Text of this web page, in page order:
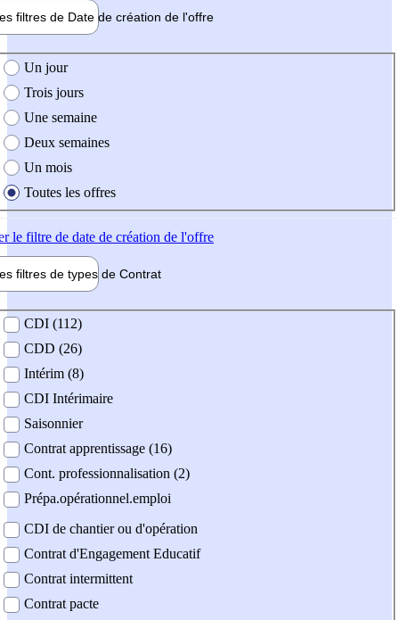
filtres de Date de création de l'offre
création de l'offre
Un jour
Trois jours
Une semaine
Deux semaines
Un mois
Toutes les offres
le filtre de date de création de l'offre
filtres de types de Contrat
contrat
CDI (112)
CDD (26)
Intérim (8)
CDI Intérimaire
Saisonnier
Contrat apprentissage (16)
Cont. professionnalisation (2)
Prépa.opérationnel.emploi
CDI de chantier ou d'opération
Contrat d'Engagement Educatif
Contrat intermittent
Contrat pacte